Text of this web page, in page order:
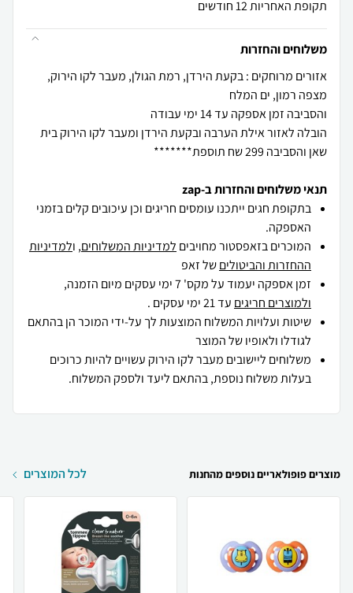
תקופת האחריות 12 חודשים
משלוחים והחזרות
אזורים מרוחקים : בקעת הירדן, רמת הגולן, מעבר לקו הירוק,
הובלה לאזור אילת הערבה ובקעת הירדן ומעבר לקו הירוק בית
שאן והסביבה 299 שח תוספת*******
תנאי משלוחים והחזרות ב-zap
בתקופת חגים ייתכנו עומסים חריגים וכן עיכובים קלים בזמני
האספקה.
המוכרים בזאפסטור מחויבים למדיניות המשלוחים, ולמדיניות
ההחזרות והביטוליםשל זאפ
זמן אספקה יעמוד על מקס' 7 ימי עסקים מיום הזמנה,
ולמוצרים חריגים עד 21 ימי עסקים .
שיטות ועלויות המשלוח המוצעות לך על-ידי המוכר הן בהתאם
לגודלו ולאופיו של המוצר
משלוחים ליישובים מעבר לקו הירוק עשויים להיות כרוכים
בעלות משלוח נוספת, בהתאם ליעד ולספק המשלוח.
מוצרים פופולאריים נוספים מהחנות לכל המוצרים